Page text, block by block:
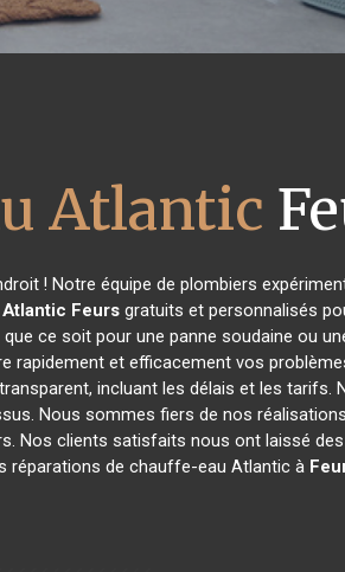
Atlantic
! Notre équipe de plombiers
Feursgratuits et personnalisés
que ce soit pour une panne soudaine ou
rapidement et efficacement vos
incluant les délais et les tarifs.
Nous sommes fiers de nos
Nos clients satisfaits nous ont laissé
réparations de chauffe-eau Atlantic à